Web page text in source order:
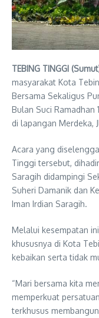
TEBING TINGGI
masyarakat Kota
Bersama Sekaligus
Bulan Suci Ramadhan
di lapangan Merdeka,
Acara yang
Tinggi tersebut,
Saragih didampingi
Suheri Damanik dan
Iman Irdian Saragih.
Melalui kesempatan
khususnya di Kota
kebaikan serta tidak
“Mari bersama kita
memperkuat
terkhusus